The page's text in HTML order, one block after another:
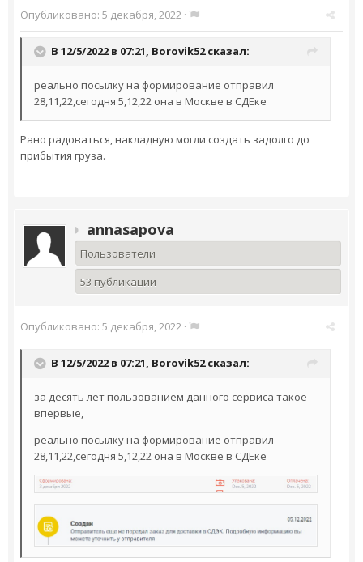
Опубликовано: 5 декабря, 2022 ·
В 12/5/2022 в 07:21, Borovik52сказал:
реально посылку на формирование отправил
28,11,22,сегодня 5,12,22 она в Москве в СДЕке
Рано радоваться, накладную могли создать задолго до
прибытия груза.
annasapova
Пользователи
53 публикации
Опубликовано: 5 декабря, 2022 ·
В 12/5/2022 в 07:21, Borovik52сказал:
за десять лет пользованием данного сервиса такое
впервые,
реально посылку на формирование отправил
28,11,22,сегодня 5,12,22 она в Москве в СДЕке